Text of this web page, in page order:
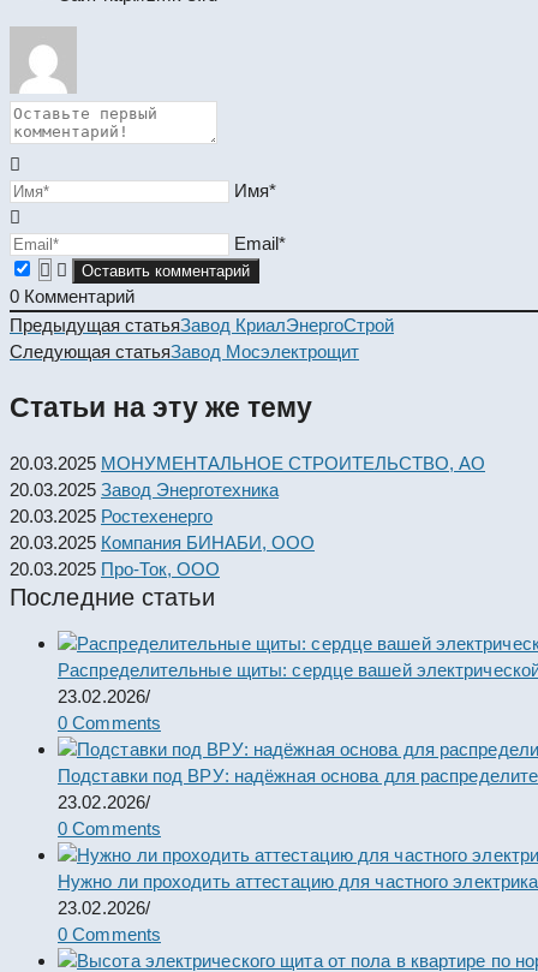
Имя*
Email*
0 Комментарий
Read
more
Предыдущая статьяЗавод КриалЭнергоСтрой
Следующая статьяЗавод Мосэлектрощит
Статьи на эту же тему
20.03.2025 МОНУМЕНТАЛЬНОЕ СТРОИТЕЛЬСТВО, АО
20.03.2025 Завод Энерготехника
20.03.2025 Ростехенерго
20.03.2025 Компания БИНАБИ, ООО
20.03.2025 Про-Ток, ООО
Последние статьи
Распределительные щиты: сердце вашей
23.02.2026/
0 Comments
Подставки под ВРУ: надёжная основа для
23.02.2026/
0 Comments
Нужно ли проходить аттестацию для частного
23.02.2026/
0 Comments